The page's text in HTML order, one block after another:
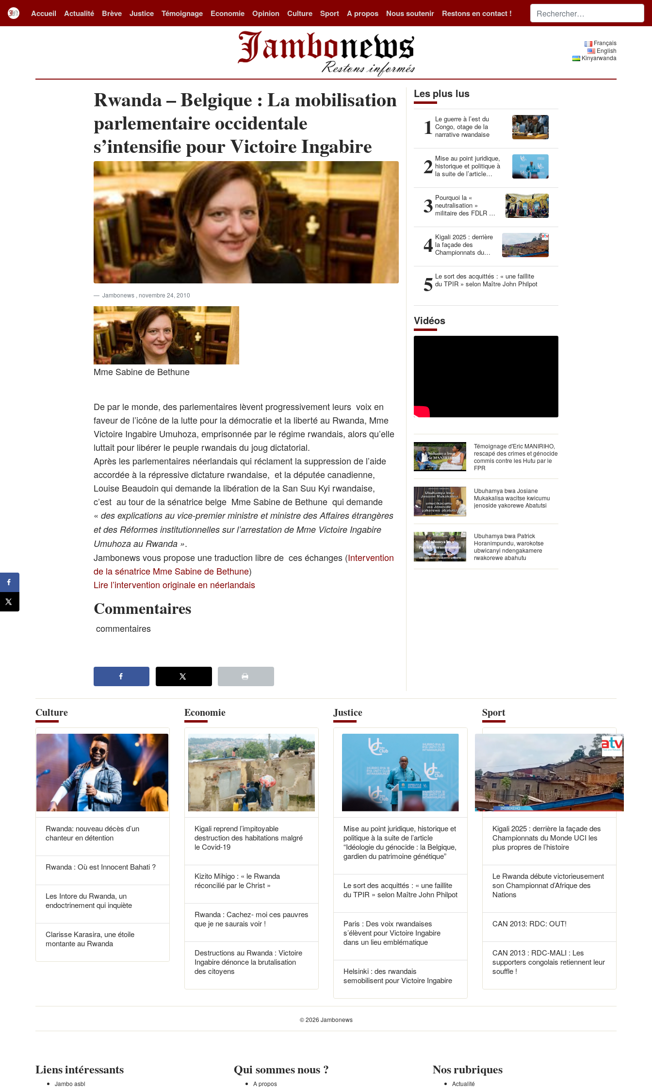
Accueil Actualité Brève Justice Témoignage Economie Opinion Culture Sport A propos Nous soutenir Restons en contact !
Français
English
Kinyarwanda
Rwanda – Belgique : La mobilisation
parlementaire occidentale
s’intensifie pour Victoire Ingabire
Jambonews , novembre 24, 2010
Mme Sabine de Bethune
De par le monde, des parlementaires lèvent progressivement leurs voix en
faveur de l’icône de la lutte pour la démocratie et la liberté au Rwanda, Mme
Victoire Ingabire Umuhoza, emprisonnée par le régime rwandais, alors qu’elle
luttait pour libérer le peuple rwandais du joug dictatorial.
Après les parlementaires néerlandais qui réclament la suppression de l’aide
accordée à la répressive dictature rwandaise, et la députée canadienne,
Louise Beaudoin qui demande la libération de la San Suu Kyi rwandaise,
c’est au tour de la sénatrice belge Mme Sabine de Bethune qui demande
« des explications au vice-premier ministre et ministre des Affaires étrangères
et des Réformes institutionnelles sur l’arrestation de Mme Victoire Ingabire
Umuhoza au Rwanda ».
Jambonews vous propose une traduction libre de ces échanges (Intervention
de la sénatrice Mme Sabine de Bethune)
Lire l’intervention originale en néerlandais
Commentaires
commentaires
Les plus lus
1 Le guerre à l’est du
Congo, otage de la
narrative rwandaise
2 Mise au point juridique,
historique et politique à
la suite de l’article
la Belgique, gardien du
patrimoine génétique”
3 Pourquoi la «
neutralisation »
militaire des FDLR est
illusion
4 Kigali 2025 : derrière
la façade des
Championnats du
propres de l’histoire
5 Le sort des acquittés : « une faillite
du TPIR » selon Maître John Philpot
Vidéos
Témoignage d'Eric MANIRIHO,
rescapé des crimes et génocide
commis contre les Hutu par le
FPR
Ubuhamya bwa Josiane
Mukakalisa wacitse kwicumu
jenoside yakorewe Abatutsi
Ubuhamya bwa Patrick
Horanimpundu, warokotse
ubwicanyi ndengakamere
rwakorewe abahutu
Culture
Rwanda: nouveau décès d’un
chanteur en détention
Rwanda : Où est Innocent Bahati ?
Les Intore du Rwanda, un
endoctrinement qui inquiète
Clarisse Karasira, une étoile
montante au Rwanda
Economie
Kigali reprend l’impitoyable
destruction des habitations malgré
le Covid-19
Kizito Mihigo : « le Rwanda
réconcilié par le Christ »
Rwanda : Cachez- moi ces pauvres
que je ne saurais voir !
Destructions au Rwanda : Victoire
Ingabire dénonce la brutalisation
des citoyens
Justice
Mise au point juridique, historique et
politique à la suite de l’article
“Idéologie du génocide : la Belgique,
gardien du patrimoine génétique”
Le sort des acquittés : « une faillite
du TPIR » selon Maître John Philpot
Paris : Des voix rwandaises
s’élèvent pour Victoire Ingabire
dans un lieu emblématique
Helsinki : des rwandais
semobilisent pour Victoire Ingabire
Sport
Kigali 2025 : derrière la façade des
Championnats du Monde UCI les
plus propres de l’histoire
Le Rwanda débute victorieusement
son Championnat d’Afrique des
Nations
CAN 2013: RDC: OUT!
CAN 2013 : RDC-MALI : Les
supporters congolais retiennent leur
souffle !
© 2026 Jambonews
Liens intéressants
Jambo asbl
Qui sommes nous ?
A propos
Nos rubriques
Actualité